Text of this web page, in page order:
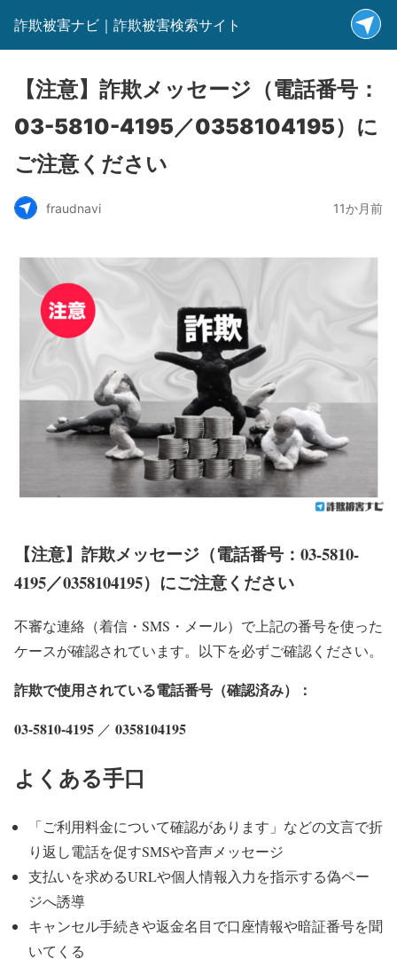
詐欺被害ナビ｜詐欺被害検索サイト
【注意】詐欺メッセージ（電話番号：
03-5810-4195／0358104195）に
ご注意ください
fraudnavi 11か月前
【注意】詐欺メッセージ（電話番号：03-5810-
4195／0358104195）にご注意ください
不審な連絡（着信・SMS・メール）で上記の番号を使った
ケースが確認されています。以下を必ずご確認ください。
詐欺で使用されている電話番号（確認済み）：
03-5810-4195 ／ 0358104195
よくある手口
「ご利用料金について確認があります」などの文言で折
り返し電話を促すSMSや音声メッセージ
支払いを求めるURLや個人情報入力を指示する偽ペー
ジへ誘導
キャンセル手続きや返金名目で口座情報や暗証番号を聞
いてくる